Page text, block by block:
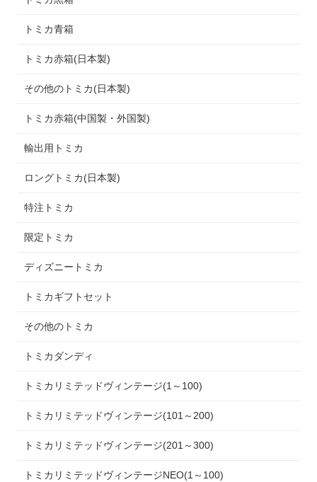
トミカ青箱
トミカ赤箱(日本製)
その他のトミカ(日本製)
トミカ赤箱(中国製・外国製)
輸出用トミカ
ロングトミカ(日本製)
特注トミカ
限定トミカ
ディズニートミカ
トミカギフトセット
その他のトミカ
トミカダンディ
トミカリミテッドヴィンテージ(1～100)
トミカリミテッドヴィンテージ(101～200)
トミカリミテッドヴィンテージ(201～300)
トミカリミテッドヴィンテージNEO(1～100)